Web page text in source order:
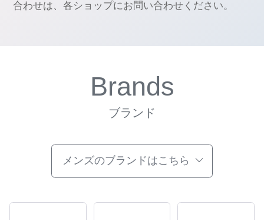
合わせは、各ショップにお問い合わせください。
Brands
ブランド
メンズのブランドはこちら